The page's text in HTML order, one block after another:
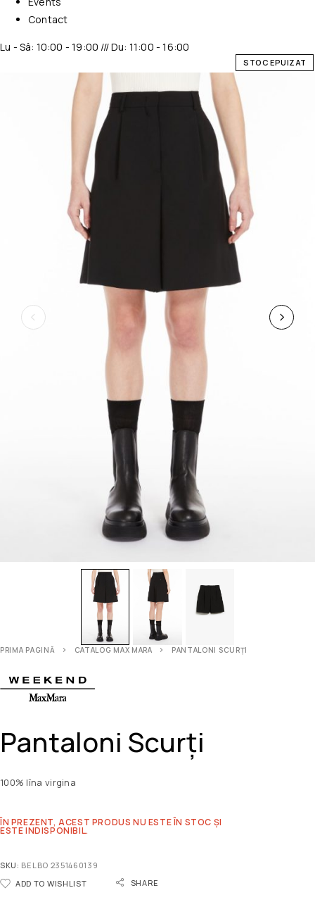
Contact
Lu - Sâ: 10:00 - 19:00 /// Du: 11:00 - 16:00
STOC EPUIZAT
PRIMA PAGINĂ CATALOG MAX MARA PANTALONI SCURȚI
Pantaloni Scurți
100% lîna virgina
ÎN PREZENT, ACEST PRODUS NU ESTE ÎN STOC ȘI
ESTE INDISPONIBIL.
SKU: BELBO 2351460139
ADD TO WISHLIST
SHARE